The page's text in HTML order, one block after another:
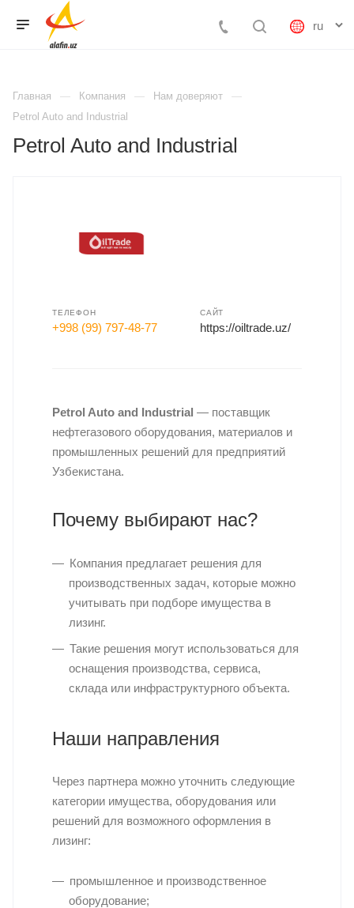
Главная Компания
Нам доверяют
Petrol Auto and Industrial
Petrol Auto and Industrial
ТЕЛЕФОН
+998 (99) 797-48-77
САЙТ
https://oiltrade.uz/
Petrol Auto and Industrial — поставщик
нефтегазового оборудования, материалов и
промышленных решений для предприятий
Узбекистана.
Почему выбирают нас?
Компания предлагает решения для
производственных задач, которые можно
учитывать при подборе имущества в
лизинг.
Такие решения могут использоваться для
оснащения производства, сервиса,
склада или инфраструктурного объекта.
Наши направления
Через партнера можно уточнить следующие
категории имущества, оборудования или
решений для возможного оформления в
лизинг:
промышленное и производственное
оборудование;